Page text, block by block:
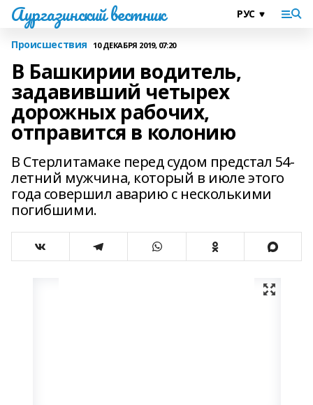
Аургазинский вестник
Происшествия 10 ДЕКАБРЯ 2019, 07:20
В Башкирии водитель,
задавивший четырех
дорожных рабочих,
отправится в колонию
В Стерлитамаке перед судом предстал 54-
летний мужчина, который в июле этого
года совершил аварию с несколькими
погибшими.